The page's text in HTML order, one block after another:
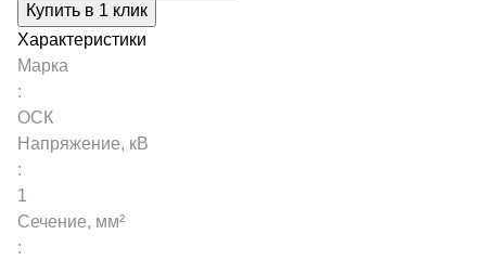
Купить в 1 клик
Характеристики
Марка
:
ОСК
Напряжение, кВ
:
1
Сечение, мм²
: